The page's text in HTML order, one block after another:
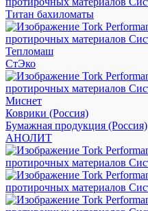
Титан бахиломаты
Тепломаш
СтЭко
Миснет
Коврики (Россия)
Бумажная продукция (Россия)
АНОЛИТ